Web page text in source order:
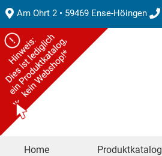
Am Ohrt 2 • 59469 Ense-Höingen
Home Produktkatalog